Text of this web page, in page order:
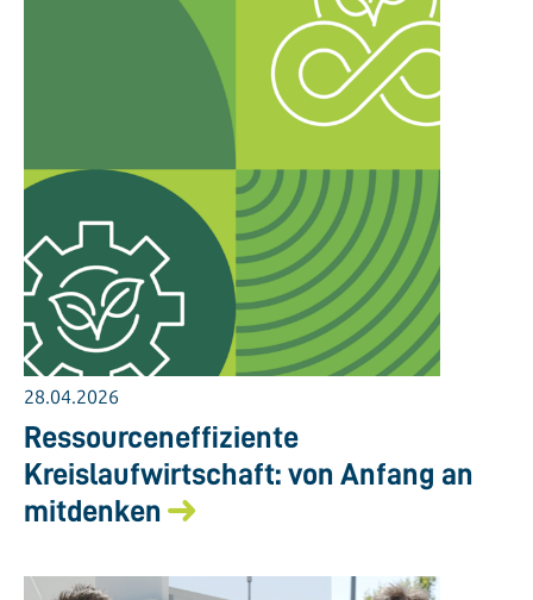
28.04.2026
Ressourceneffiziente
Kreislaufwirtschaft: von Anfang an
mitdenken